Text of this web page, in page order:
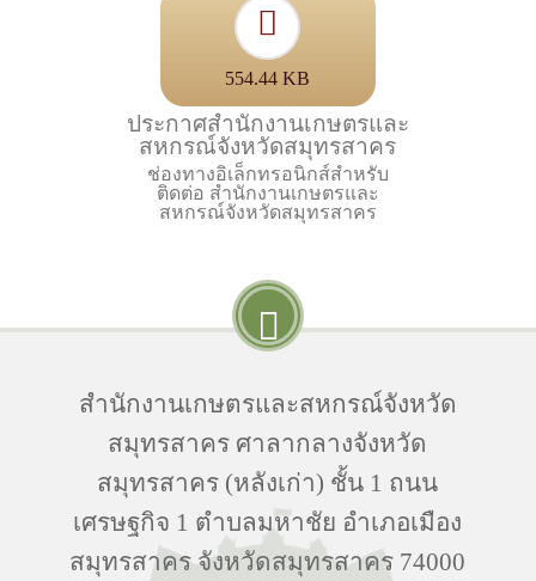
554.44 KB
ประกาศสำนักงานเกษตรและ
สหกรณ์จังหวัดสมุทรสาคร
ช่องทางอิเล็กทรอนิกส์สำหรับ
ติดต่อ สำนักงานเกษตรและ
สหกรณ์จังหวัดสมุทรสาคร
สำนักงานเกษตรและสหกรณ์จังหวัด
สมุทรสาคร ศาลากลางจังหวัด
สมุทรสาคร (หลังเก่า) ชั้น 1 ถนน
เศรษฐกิจ 1 ตำบลมหาชัย อำเภอเมือง
สมุทรสาคร จังหวัดสมุทรสาคร 74000